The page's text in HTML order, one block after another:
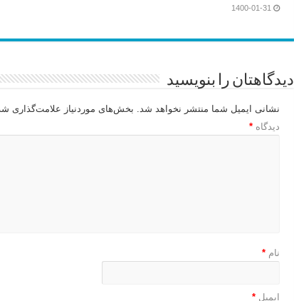
1400-01-31
دیدگاهتان را بنویسید
نشانی ایمیل شما منتشر نخواهد شد. بخش‌های موردنیاز علامت‌گذاری
دیدگاه*
نام*
ایمیل*